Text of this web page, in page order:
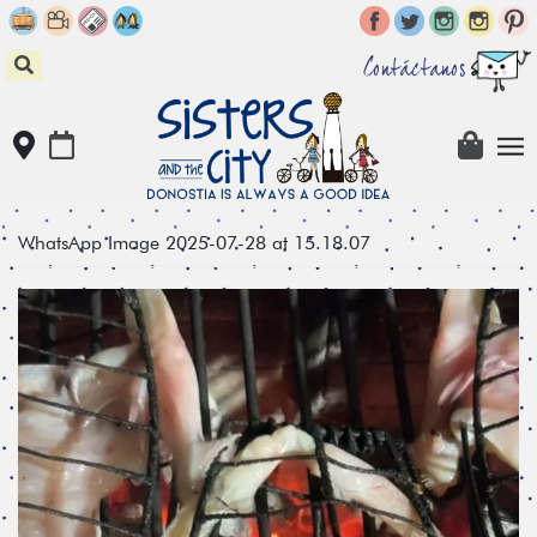
Skip
to
content
Contáctanos
WhatsApp Image 2025-07-28 at 15.18.07